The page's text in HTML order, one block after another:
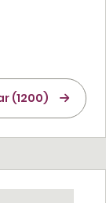
(1200)